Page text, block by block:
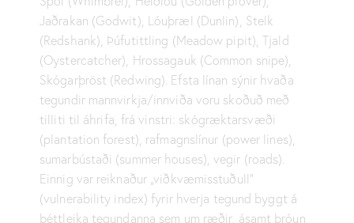
Jaðrakan (Godwit), Lóuþræl (Dunlin), Stelk
(Redshank), Þúfutittling (Meadow pipit), Tjald
(Oystercatcher), Hrossagauk (Common snipe),
Skógarþröst (Redwing). Efsta línan sýnir hvaða
tegundir mannvirkja/innviða voru skoðuð með
tilliti til áhrifa, frá vinstri: skógræktarsvæði
(plantation forest), rafmagnslínur (power lines),
sumarbústaði (summer houses), vegir (roads).
Einnig var reiknaður „viðkvæmisstuðull“
(vulnerability index) fyrir hverja tegund byggt á
þéttleika tegundanna sem um ræðir, ásamt þróun